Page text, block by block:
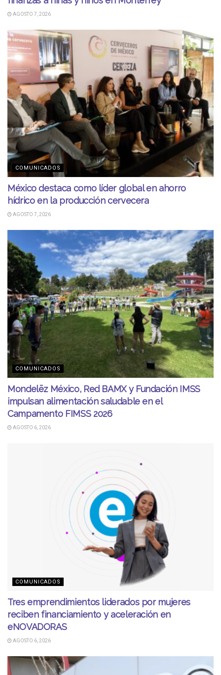
AGOSTO 7, 2026
COMUNICADOS
México destaca como líder global en ahorro
hídrico en la producción cervecera
AGOSTO 7, 2026
COMUNICADOS
Mondelēz México, Red BAMX y Fundación IMSS
impulsan alimentación saludable en el
Campamento FIMSS 2026
AGOSTO 6, 2026
COMUNICADOS
Tres emprendimientos liderados por mujeres
reciben financiamiento y aceleración en
eNOVADORAS
AGOSTO 6, 2026